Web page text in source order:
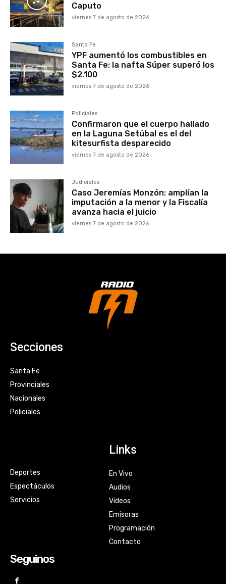
Caputo
viernes 7 de agosto de 2026
Santa Fe
YPF aumentó los combustibles en
Santa Fe: la nafta Súper superó los
$2.100
viernes 7 de agosto de 2026
Policiales
Confirmaron que el cuerpo hallado
en la Laguna Setúbal es el del
kitesurfista desparecido
viernes 7 de agosto de 2026
Judiciales
Caso Jeremías Monzón: amplían la
imputación a la menor y la Fiscalía
avanza hacia el juicio
viernes 7 de agosto de 2026
Secciones
Santa Fe
Provinciales
Nacionales
Policiales
Deportes
Espectáculos
Servicios
Links
En Vivo
Audios
Videos
Emisoras
Programación
Contacto
Seguinos